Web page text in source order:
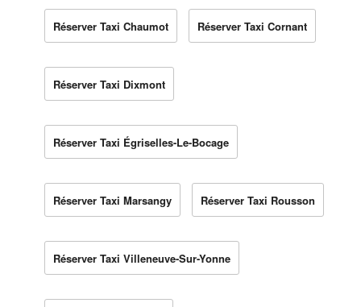
Réserver Taxi Chaumot Réserver Taxi Cornant
Réserver Taxi Dixmont
Réserver Taxi Égriselles-Le-Bocage
Réserver Taxi Marsangy Réserver Taxi Rousson
Réserver Taxi Villeneuve-Sur-Yonne